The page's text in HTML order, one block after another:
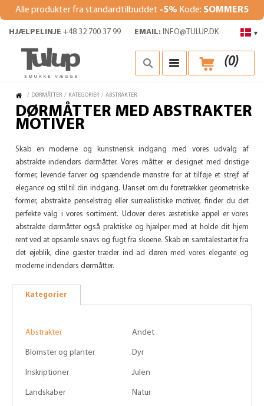
Alle produkter fra standardtilbuddet -5% Kode: SOMMER5
▾
HJÆLPELINJE +48 32 700 37 99 EMAIL: INFO@TULUP.DK
(0)
/ DØRMÅTTER / KATEGORIER / ABSTRAKTER
DØRMÅTTER MED ABSTRAKTER
MOTIVER
Skab en moderne og kunstnerisk indgang med vores udvalg af
abstrakte indendørs dørmåtter. Vores måtter er designet med dristige
former, levende farver og spændende mønstre for at tilføje et strejf af
elegance og stil til din indgang. Uanset om du foretrækker geometriske
former, abstrakte penselstrøg eller surrealistiske motiver, finder du det
perfekte valg i vores sortiment. Udover deres æstetiske appel er vores
abstrakte dørmåtter også praktiske og hjælper med at holde dit hjem
rent ved at opsamle snavs og fugt fra skoene. Skab en samtalestarter fra
det øjeblik, dine gæster træder ind ad døren med vores elegante og
moderne indendørs dørmåtter.
Kategorier
Abstrakter Andet
Blomster og planter Dyr
Inskriptioner Julen
Landskaber Natur